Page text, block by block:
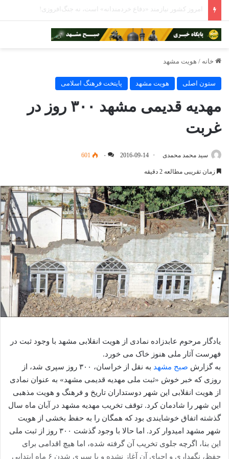
مراقبت از «خانه مشترک» در روزهای طوفانی
خانه / هویت مشهد
ستون اصلی هویت مشهد پایتخت فرهنگ اسلامی
مهدیه قدیمی مشهد ۳۰۰ روز در
غربت
سید محمد محمدی 2016-09-14 ۰ 601
زمان تقریبی مطالعه 2 دقیقه
یادگار مرحوم عابدزاده نمادی از هویت انقلابی مشهد با وجود ثبت در
فهرست آثار ملی هنوز خاک می خورد.
به گزارش صبح مشهد
به نقل از خراسان، ۳۰۰ روز سپری شد، از
روزی که خبر خوش «ثبت ملی مهدیه قدیمی مشهد» به عنوان نمادی
از هویت انقلابی این شهر دوستداران تاریخ و فرهنگ و هویت مذهبی
این شهر را شادمان کرد. توقف تخریب مهدیه مشهد در آبان ماه سال
گذشته اتفاق خوشایندی بود که همگان را به حفظ بخشی از هویت
شهر مشهد امیدوار کرد. اما حالا با وجود گذشت ۳۰۰ روز از ثبت ملی
این بنا، اگرچه جلوی تخریب آن گرفته شده، اما هیچ اقدامی برای
حفظ، نگهداری و احیای آن آغاز نشده و با سپری شدن ۶ ماه ابتدایی